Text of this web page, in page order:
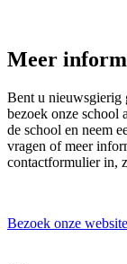
Meer
Bent u nieuwsgierig
bezoek onze school
de school en neem
vragen of meer
contactformulier in,
Bezoek onze website